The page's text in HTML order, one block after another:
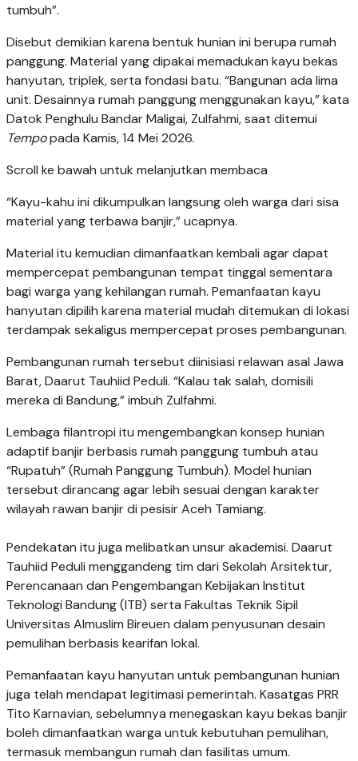
tumbuh”.
Disebut demikian karena bentuk hunian ini berupa rumah
panggung. Material yang dipakai memadukan kayu bekas
hanyutan, triplek, serta fondasi batu. “Bangunan ada lima
unit. Desainnya rumah panggung menggunakan kayu,” kata
Datok Penghulu Bandar Maligai, Zulfahmi, saat ditemui
Tempopada Kamis, 14 Mei 2026.
Scroll ke bawah untuk melanjutkan membaca
“Kayu-kahu ini dikumpulkan langsung oleh warga dari sisa
material yang terbawa banjir,” ucapnya.
Material itu kemudian dimanfaatkan kembali agar dapat
mempercepat pembangunan tempat tinggal sementara
bagi warga yang kehilangan rumah. Pemanfaatan kayu
hanyutan dipilih karena material mudah ditemukan di lokasi
terdampak sekaligus mempercepat proses pembangunan.
Pembangunan rumah tersebut diinisiasi relawan asal Jawa
Barat, Daarut Tauhiid Peduli. “Kalau tak salah, domisili
mereka di Bandung,” imbuh Zulfahmi.
Lembaga filantropi itu mengembangkan konsep hunian
adaptif banjir berbasis rumah panggung tumbuh atau
“Rupatuh” (Rumah Panggung Tumbuh). Model hunian
tersebut dirancang agar lebih sesuai dengan karakter
wilayah rawan banjir di pesisir Aceh Tamiang.
Pendekatan itu juga melibatkan unsur akademisi. Daarut
Tauhiid Peduli menggandeng tim dari Sekolah Arsitektur,
Perencanaan dan Pengembangan Kebijakan Institut
Teknologi Bandung (ITB) serta Fakultas Teknik Sipil
Universitas Almuslim Bireuen dalam penyusunan desain
pemulihan berbasis kearifan lokal.
Pemanfaatan kayu hanyutan untuk pembangunan hunian
juga telah mendapat legitimasi pemerintah. Kasatgas PRR
Tito Karnavian, sebelumnya menegaskan kayu bekas banjir
boleh dimanfaatkan warga untuk kebutuhan pemulihan,
termasuk membangun rumah dan fasilitas umum.